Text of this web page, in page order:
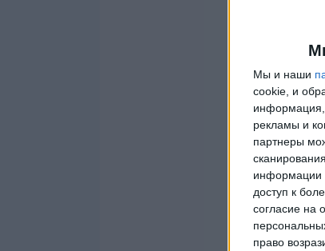
Мы и наши
cookie, и
информация,
рекламы и
партнеры
информации
доступ к
согласие на
право